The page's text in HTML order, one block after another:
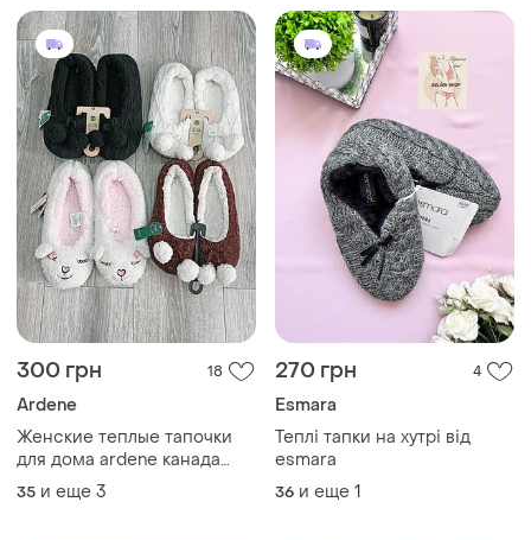
300 грн 18
Ardene
Женские теплые тапочки
для дома ardene канада
размер 35/36; 39/40
35 и еще 3
270 грн 4
Esmara
Теплі тапки на хутрі від
esmara
36 и еще 1